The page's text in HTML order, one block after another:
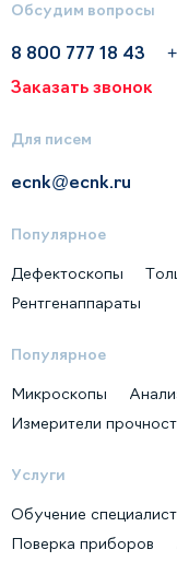
Обсудим вопросы
8 800 777 18 43
Заказать звонок
Для писем
ecnk@ecnk.ru
Популярное
Дефектоскопы
Рентгенаппараты
Популярное
Микроскопы
Измерители
Услуги
Обучение
Поверка приборов